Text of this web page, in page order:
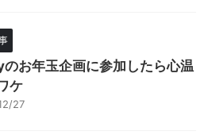
お年玉企画に参加したら心温
ケ
27